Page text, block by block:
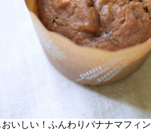
いしい！ふんわりバナナマフィン